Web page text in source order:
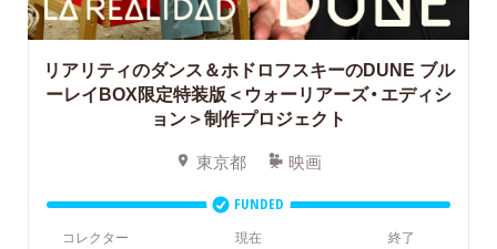
リアリティのダンス＆ホドロフスキーのDUNE ブル
ーレイBOX限定特装版＜ウォーリアーズ・エディシ
ョン＞制作プロジェクト
東京都 映画
FUNDED
コレクター
現在 終了